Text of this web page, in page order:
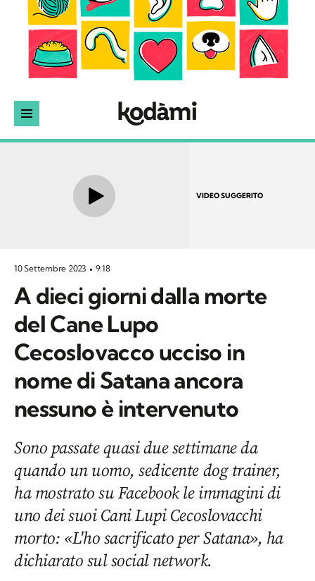
VIDEO SUGGERITO
10 Settembre 2023 9:18
A dieci giorni dalla morte
del Cane Lupo
Cecoslovacco ucciso in
nome di Satana ancora
nessuno è intervenuto
Sono passate quasi due settimane da
quando un uomo, sedicente dog trainer,
ha mostrato su Facebook le immagini di
uno dei suoi Cani Lupi Cecoslovacchi
morto: «L'ho sacrificato per Satana», ha
dichiarato sul social network.